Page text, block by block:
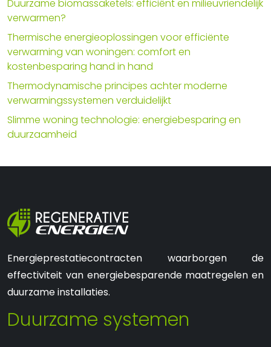
Duurzame biomassaketels: efficiënt en milieuvriendelijk
verwarmen?
Thermische energieoplossingen voor efficiënte
verwarming van woningen: comfort en
kostenbesparing hand in hand
Thermodynamische principes achter moderne
verwarmingssystemen verduidelijkt
Slimme woning technologie: energiebesparing en
duurzaamheid
Energieprestatiecontracten waarborgen de
effectiviteit van energiebesparende maatregelen en
duurzame installaties.
Duurzame systemen